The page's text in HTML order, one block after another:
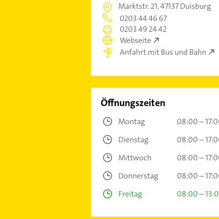
Marktstr. 21,47137 Duisburg
0203 44 46 67
0203 49 24 42
Webseite
Anfahrt mit Bus und Bahn
Öffnungszeiten
Montag
08:00 –
Dienstag
08:00 –
Mittwoch
08:00 –
Donnerstag
08:00 –
Freitag
08:00 –